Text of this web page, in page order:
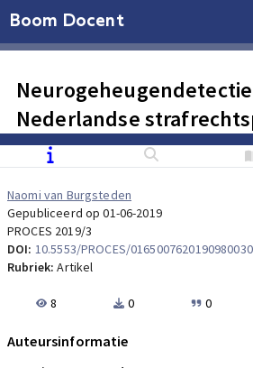
Boom Docent
Nederlandse
hoop of huiver?
Naomi van Burgsteden
Gepubliceerd op 01-06-2019
PROCES 2019/3
DOI: 10.5553/PROCES/
Rubriek:Artikel
8 0 0
Auteursinformatie